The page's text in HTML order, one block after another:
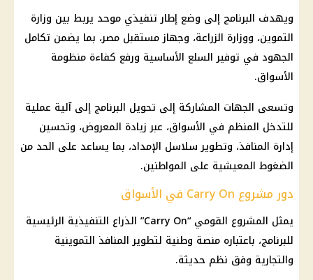
ويهدف البرنامج إلى وضع إطار تنفيذي موحد يربط بين وزارة
التموين، ووزارة الزراعة، وجهاز مستقبل مصر، بما يضمن تكامل
الجهود في توفير السلع الأساسية ورفع كفاءة منظومة
الأسواق.
وتسعى الجهات المشاركة إلى تحويل البرنامج إلى آلية عملية
للتدخل المنظم في الأسواق، عبر زيادة المعروض، وتحسين
إدارة المنافذ، وتطوير سلاسل الإمداد، بما يساعد على الحد من
الضغوط المعيشية على المواطنين.
دور مشروع Carry On في الأسواق
يمثل المشروع القومي “Carry On” الذراع التنفيذية الرئيسية
للبرنامج، باعتباره منصة وطنية لتطوير المنافذ التموينية
والتجارية وفق نظم حديثة.